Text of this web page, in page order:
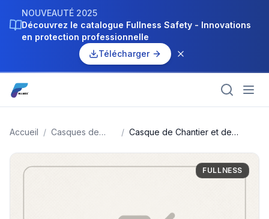
NOUVEAUTÉ 2025
Découvrez le catalogue Fullness Safety - Innovations
en protection professionnelle
Télécharger
Accueil / Casques de
/ Casque de Chantier et de
FULLNESS